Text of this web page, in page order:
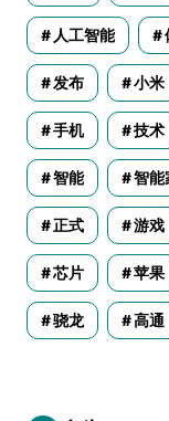
人工智能
发布 小米
手机 技术
智能 智能
正式 游戏
芯片 苹果
骁龙 高通